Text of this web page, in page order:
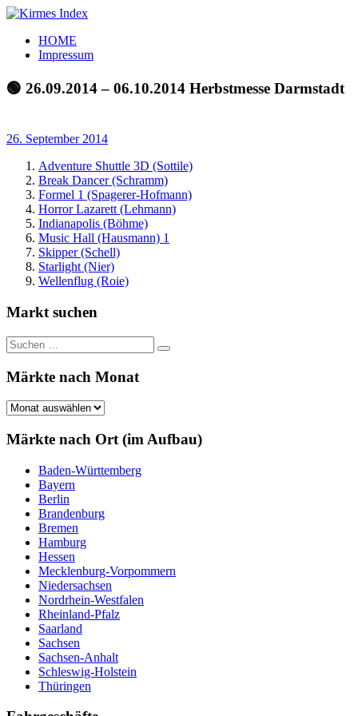
Zum
springen
Kirmes
Index
Tourpläne
der
letzten
HOME
Impressum
🟢 26.09.2014 – 06.10.2014 Herbstmesse Darmstadt
26. September 2014
Adventure Shuttle 3D (Sottile)
Break Dancer (Schramm)
Formel 1 (Spagerer-Hofmann)
Horror Lazarett (Lehmann)
Indianapolis (Böhme)
Music Hall (Hausmann) 1
Skipper (Schell)
Starlight (Nier)
Wellenflug (Roie)
Markt suchen
Suchen
nach:
Suchen
Märkte nach Monat
Märkte
Monat
Märkte nach Ort (im Aufbau)
Baden-Württemberg
Bayern
Berlin
Brandenburg
Bremen
Hamburg
Hessen
Mecklenburg-Vorpommern
Niedersachsen
Nordrhein-Westfalen
Rheinland-Pfalz
Saarland
Sachsen
Sachsen-Anhalt
Schleswig-Holstein
Thüringen